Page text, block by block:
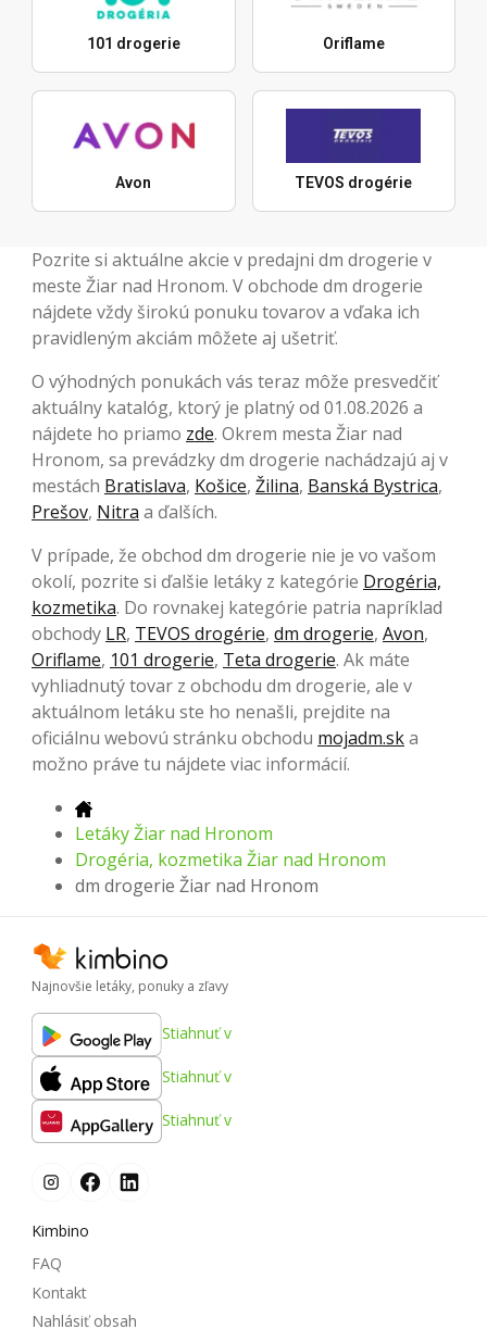
101 drogerie Oriflame
Avon TEVOS drogérie
Pozrite si aktuálne akcie v predajni dm drogerie v
meste Žiar nad Hronom. V obchode dm drogerie
nájdete vždy širokú ponuku tovarov a vďaka ich
pravidleným akciám môžete aj ušetriť.
O výhodných ponukách vás teraz môže presvedčiť
aktuálny katalóg, ktorý je platný od 01.08.2026 a
nájdete ho priamo zde. Okrem mesta Žiar nad
Hronom, sa prevádzky dm drogerie nachádzajú aj v
mestách Bratislava, Košice, Žilina, Banská Bystrica,
Prešov, Nitra a ďalších.
V prípade, že obchod dm drogerie nie je vo vašom
okolí, pozrite si ďalšie letáky z kategórie Drogéria,
kozmetika. Do rovnakej kategórie patria napríklad
obchody LR, TEVOS drogérie, dm drogerie, Avon,
Oriflame, 101 drogerie, Teta drogerie. Ak máte
vyhliadnutý tovar z obchodu dm drogerie, ale v
aktuálnom letáku ste ho nenašli, prejdite na
oficiálnu webovú stránku obchodu mojadm.ska
možno práve tu nájdete viac informácií.
Letáky Žiar nad Hronom
Drogéria, kozmetika Žiar nad Hronom
dm drogerie Žiar nad Hronom
Najnovšie letáky, ponuky a zľavy
Stiahnuť v
Stiahnuť v
Stiahnuť v
Kimbino
FAQ
Kontakt
Nahlásiť obsah